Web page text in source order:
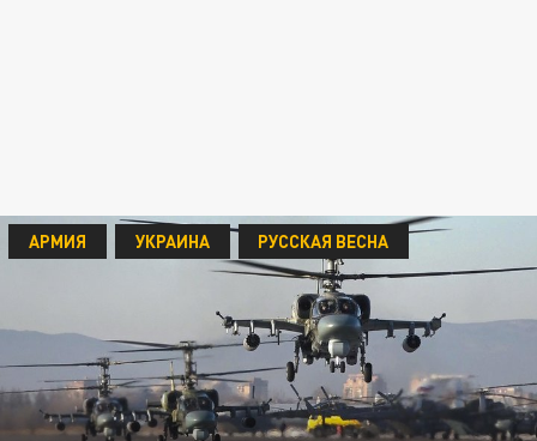
АРМИЯ УКРАИНА РУССКАЯ ВЕСНА